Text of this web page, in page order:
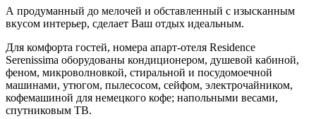
А продуманный до мелочей и обставленный с изысканным
вкусом интерьер, сделает Ваш отдых идеальным.
Для комфорта гостей, номера апарт-отеля Residence
Serenissima оборудованы кондиционером, душевой кабиной,
феном, микроволновкой, стиральной и посудомоечной
машинами, утюгом, пылесосом, сейфом, электрочайником,
кофемашиной для немецкого кофе; напольными весами,
спутниковым ТВ.